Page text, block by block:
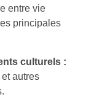
entre vie
principales
culturels :
autres